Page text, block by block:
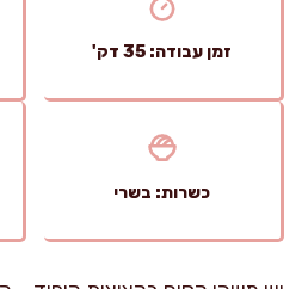
זמן עבודה: 35 דק'
כשרות: בשרי